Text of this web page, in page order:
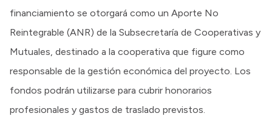
financiamiento se otorgará como un Aporte No
Reintegrable (ANR) de la Subsecretaría de Cooperativas y
Mutuales, destinado a la cooperativa que figure como
responsable de la gestión económica del proyecto. Los
fondos podrán utilizarse para cubrir honorarios
profesionales y gastos de traslado previstos.